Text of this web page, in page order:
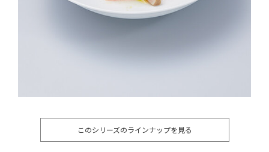
このシリーズのラインナップを見る